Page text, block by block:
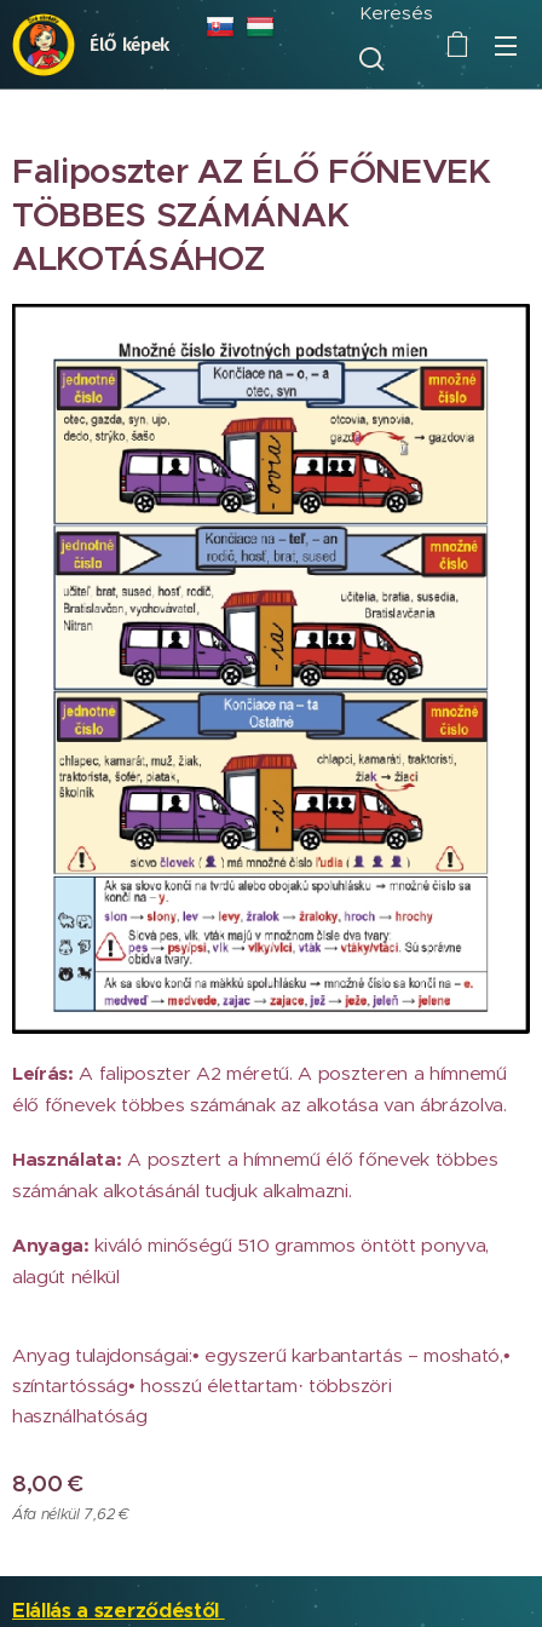
ÉlŐ képek
Keresés
Faliposzter AZ ÉLŐ FŐNEVEK
TÖBBES SZÁMÁNAK
ALKOTÁSÁHOZ
Leírás: A faliposzter A2 méretű. A poszteren a hímnemű
élő főnevek többes számának az alkotása van ábrázolva.
Használata: A posztert a hímnemű élő főnevek többes
számának alkotásánál tudjuk alkalmazni.
Anyaga: kiváló minőségű 510 grammos öntött ponyva,
alagút nélkül
Anyag tulajdonságai:• egyszerű karbantartás – mosható,•
színtartósság• hosszú élettartam· többszöri
használhatóság
8,00 €
Áfa nélkül 7,62 €
Elállás a szerződéstől